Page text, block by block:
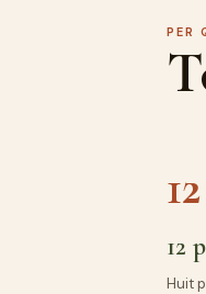
PER
12
12
Huit